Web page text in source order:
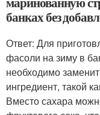
банках без
Ответ: Для
фасоли на зиму в
необходимо
ингредиент, такой
Вместо сахара